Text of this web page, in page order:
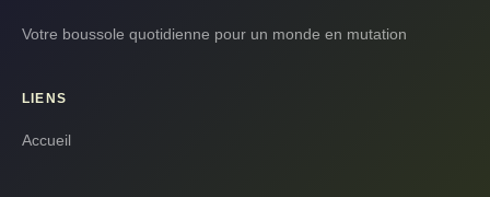
Votre boussole quotidienne pour un monde en mutation
LIENS
Accueil